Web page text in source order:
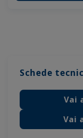
Schede
Vai
Vai